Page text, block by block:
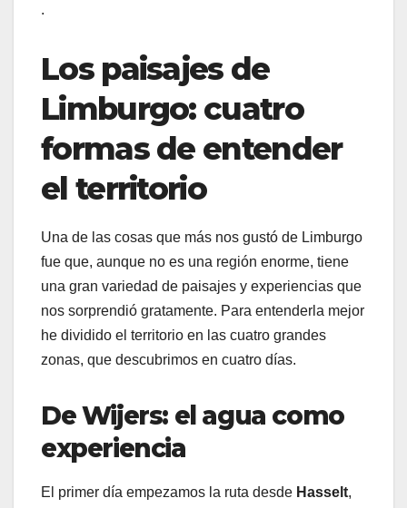
.
Los paisajes de
Limburgo: cuatro
formas de entender
el territorio
Una de las cosas que más nos gustó de Limburgo
fue que, aunque no es una región enorme, tiene
una gran variedad de paisajes y experiencias que
nos sorprendió gratamente. Para entenderla mejor
he dividido el territorio en las cuatro grandes
zonas, que descubrimos en cuatro días.
De Wijers: el agua como
experiencia
El primer día empezamos la ruta desde Hasselt,